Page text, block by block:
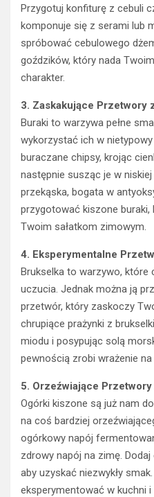
Przygotuj konfiturę z cebuli
komponuje się z serami lub
spróbować cebulowego
goździków, który nada
charakter.
3. Zaskakujące Przetwory
Buraki to warzywa pełne
wykorzystać ich w
buraczane chipsy, krojąc
następnie susząc je w
przekąska, bogata w
przygotować kiszone buraki,
Twoim sałatkom zimowym.
4. Eksperymentalne
Brukselka to warzywo, które
uczucia. Jednak można ją
przetwór, który zaskoczy
chrupiące prażynki z
miodu i posypując solą
pewnością zrobi wrażenie
5. Orzeźwiające
Ogórki kiszone są już nam
na coś bardziej
ogórkowy napój
zdrowy napój na zimę. Dodaj
aby uzyskać niezwykły
eksperymentować w kuchni